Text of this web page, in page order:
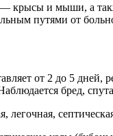
и мыши, а
путями от
от 2 до 5 дней,
бред,